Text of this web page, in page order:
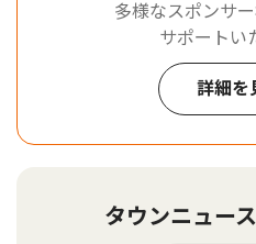
多様なスポンサ
サポートい
詳細を
タウンニュー